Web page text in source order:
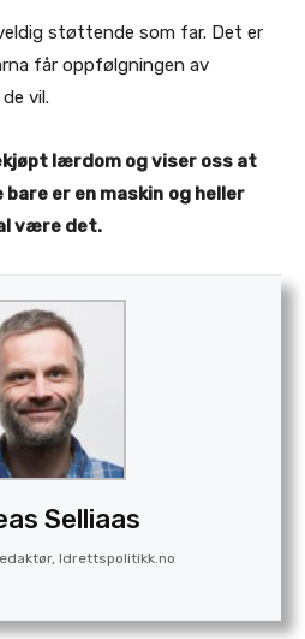
støttende som far. Det er
får oppfølgningen av
vil.
lærdom og viser oss at
er en maskin og heller
være det.
Selliaas
Idrettspolitikk.no